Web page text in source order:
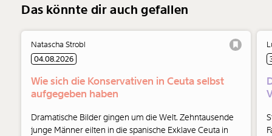
Das könnte dir auch gefallen
Natascha Strobl
04.08.2026
Wie sich die Konservativen in Ceuta selbst
aufgegeben haben
Dramatische Bilder gingen um die Welt. Zehntausende
junge Männer eilten in die spanische Exklave Ceuta in